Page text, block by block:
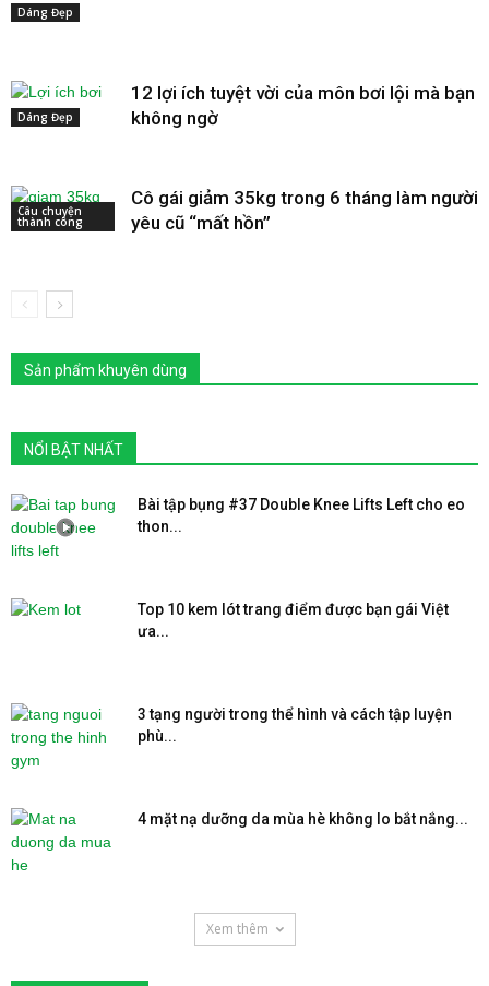
Dáng Đẹp
Dáng Đẹp
12 lợi ích tuyệt vời của môn bơi lội mà bạn
không ngờ
Câu chuyện
thành công
Cô gái giảm 35kg trong 6 tháng làm người
yêu cũ “mất hồn”
Sản phẩm khuyên dùng
NỔI BẬT NHẤT
Bài tập bụng #37 Double Knee Lifts Left cho eo
thon...
Top 10 kem lót trang điểm được bạn gái Việt
ưa...
3 tạng người trong thể hình và cách tập luyện
phù...
4 mặt nạ dưỡng da mùa hè không lo bắt nắng...
Xem thêm